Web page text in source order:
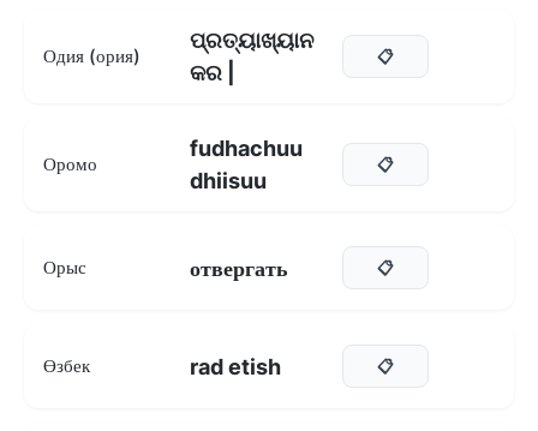
Одия (ория)
ପ୍ରତ୍ୟାଖ୍ୟାନ
କର |
📋
Оромо
fudhachuu
dhiisuu
📋
Орыс отвергать 📋
Өзбек rad etish 📋